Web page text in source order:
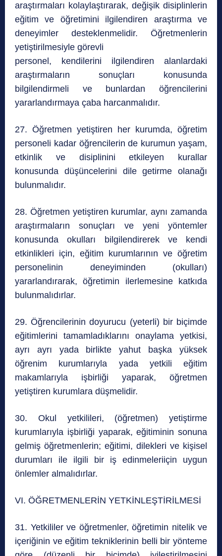
araştırmaları kolaylaştırarak, değişik disiplinlerin
eğitim ve öğretimini ilgilendiren araştırma ve
deneyimler desteklenmelidir. Öğretmenlerin
yetiştirilmesiyle görevli
personel, kendilerini ilgilendiren alanlardaki
araştırmaların sonuçları konusunda
bilgilendirmeli ve bunlardan öğrencilerini
yararlandırmaya çaba harcanmalıdır.
27. Öğretmen yetiştiren her kurumda, öğretim
personeli kadar öğrencilerin de kurumun yaşam,
etkinlik ve disiplinini etkileyen kurallar
konusunda düşüncelerini dile getirme olanağı
bulunmalıdır.
28. Öğretmen yetiştiren kurumlar, aynı zamanda
araştırmaların sonuçları ve yeni yöntemler
konusunda okulları bilgilendirerek ve kendi
etkinlikleri için, eğitim kurumlarının ve öğretim
personelinin deneyiminden (okulları)
yararlandırarak, öğretimin ilerlemesine katkıda
bulunmalıdırlar.
29. Öğrencilerinin doyurucu (yeterli) bir biçimde
eğitimlerini tamamladıklarını onaylama yetkisi,
ayrı ayrı yada birlikte yahut başka yüksek
öğrenim kurumlarıyla yada yetkili eğitim
makamlarıyla işbirliği yaparak, öğretmen
yetiştiren kurumlara düşmelidir.
30. Okul yetkilileri, (öğretmen) yetiştirme
kurumlarıyla işbirliği yaparak, eğitiminin sonuna
gelmiş öğretmenlerin; eğitimi, dilekleri ve kişisel
durumları ile ilgili bir iş edinmeleriiçin uygun
önlemler almalıdırlar.
VI. ÖĞRETMENLERİN YETKİNLEŞTİRİLMESİ
31. Yetkililer ve öğretmenler, öğretimin nitelik ve
içeriğinin ve eğitim tekniklerinin belli bir yönteme